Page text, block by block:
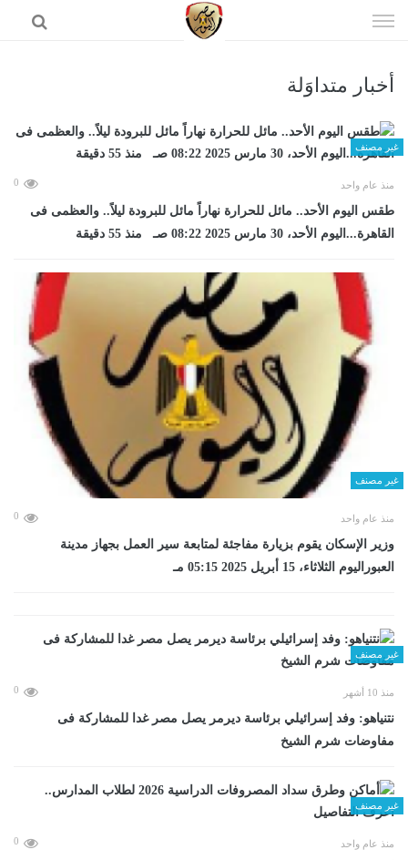
الى
أخبار متداوَلة
غير مصنف
منذ عام واحد 0
طقس اليوم الأحد.. مائل للحرارة نهاراً مائل للبرودة ليلاً.. والعظمى فى
القاهرة...اليوم الأحد، 30 مارس 2025 08:22 صـ منذ 55 دقيقة
غير مصنف
منذ عام واحد 0
وزير الإسكان يقوم بزيارة مفاجئة لمتابعة سير العمل بجهاز مدينة
العبوراليوم الثلاثاء، 15 أبريل 2025 05:15 مـ
غير مصنف
منذ 10 أشهر 0
نتنياهو: وفد إسرائيلي برئاسة ديرمر يصل مصر غدا للمشاركة فى
مفاوضات شرم الشيخ
غير مصنف
منذ عام واحد 0